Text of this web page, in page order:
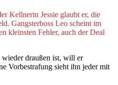
Kellnerin Jessie glaubt er, die
Gangsterboss Leo scheint im
kleinsten Fehler, auch der Deal
draußen ist, will er
Vorbestrafung sieht ihn jeder mit